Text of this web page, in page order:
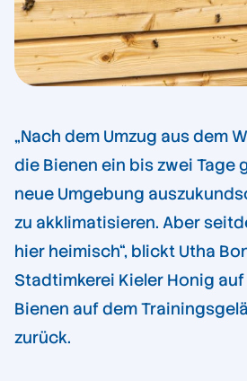
„Nach dem Umzug aus dem
die Bienen ein bis zwei Tage
neue Umgebung
zu akklimatisieren. Aber
hier heimisch“, blickt Utha
Stadtimkerei Kieler Honig
Bienen auf dem
zurück.